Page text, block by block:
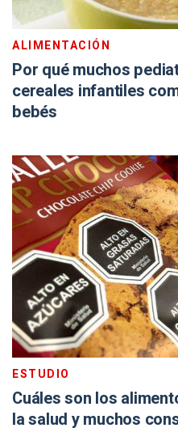
ALIMENTACIÓN
Por qué muchos
cereales infantiles
bebés
ESTUDIO
Cuáles son los
la salud y muchos